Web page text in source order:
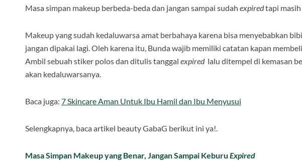
Masa simpan makeup berbeda-beda dan jangan sampai sudah expiredtapi masih
Makeup yang sudah kedaluwarsa amat berbahaya karena bisa menyebabkan
jangan dipakai lagi. Oleh karena itu, Bunda wajib memiliki catatan kapan
Ambil sebuah stiker polos dan ditulis tanggal expiredlalu ditempel di kemasan
akan kedaluwarsanya.
Baca juga: 7 Skincare Aman Untuk Ibu Hamil dan Ibu Menyusui
Selengkapnya, baca artikel beauty GabaG berikut ini ya!.
Masa Simpan Makeup yang Benar, Jangan Sampai Keburu Expired